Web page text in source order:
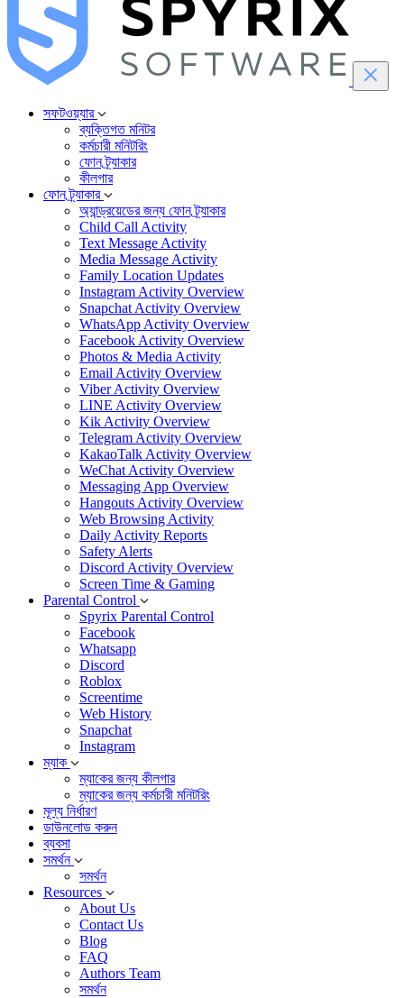
সফটওয়্যার
ব্যক্তিগত মনিটর
কর্মচারী মনিটরিং
ফোন ট্র্যাকার
কীলগার
ফোন ট্র্যাকার
অ্যান্ড্রয়েডের জন্য ফোন ট্র্যাকার
Child Call Activity
Text Message Activity
Media Message Activity
Family Location Updates
Instagram Activity Overview
Snapchat Activity Overview
WhatsApp Activity Overview
Facebook Activity Overview
Photos & Media Activity
Email Activity Overview
Viber Activity Overview
LINE Activity Overview
Kik Activity Overview
Telegram Activity Overview
KakaoTalk Activity Overview
WeChat Activity Overview
Messaging App Overview
Hangouts Activity Overview
Web Browsing Activity
Daily Activity Reports
Safety Alerts
Discord Activity Overview
Screen Time & Gaming
Parental Control
Spyrix Parental Control
Facebook
Whatsapp
Discord
Roblox
Screentime
Web History
Snapchat
Instagram
ম্যাক
ম্যাকের জন্য কীলগার
ম্যাকের জন্য কর্মচারী মনিটরিং
মূল্য নির্ধারণ
ডাউনলোড করুন
ব্যবসা
সমর্থন
সমর্থন
Resources
About Us
Contact Us
Blog
FAQ
Authors Team
সমর্থন